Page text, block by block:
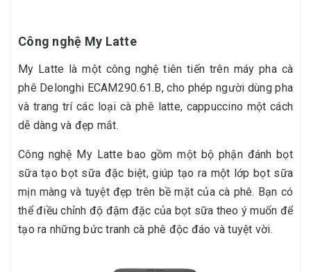
Công nghệ My Latte
My Latte là một công nghệ tiên tiến trên máy pha cà
phê Delonghi ECAM290.61.B, cho phép người dùng pha
và trang trí các loại cà phê latte, cappuccino một cách
dễ dàng và đẹp mắt.
Công nghệ My Latte bao gồm một bộ phận đánh bọt
sữa tạo bọt sữa đặc biệt, giúp tạo ra một lớp bọt sữa
mịn màng và tuyệt đẹp trên bề mặt của cà phê. Bạn có
thể điều chỉnh độ đậm đặc của bọt sữa theo ý muốn để
tạo ra những bức tranh cà phê độc đáo và tuyệt vời.